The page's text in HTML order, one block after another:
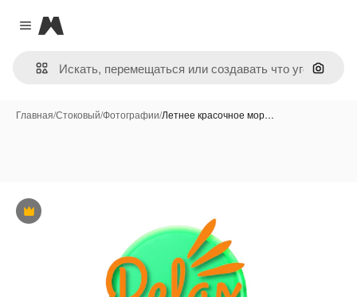
Close menu
Magnific
Поиск
Главная/Стоковый/Фотографии/Летнее красочное мор…
Премиум